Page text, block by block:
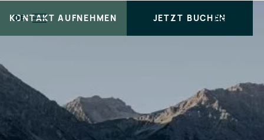
DE
KONTAKT AUFNEHMEN JETZT BUCHEN